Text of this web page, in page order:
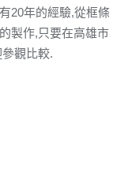
20年的經驗,從框條
製作,只要在高雄市
觀比較.